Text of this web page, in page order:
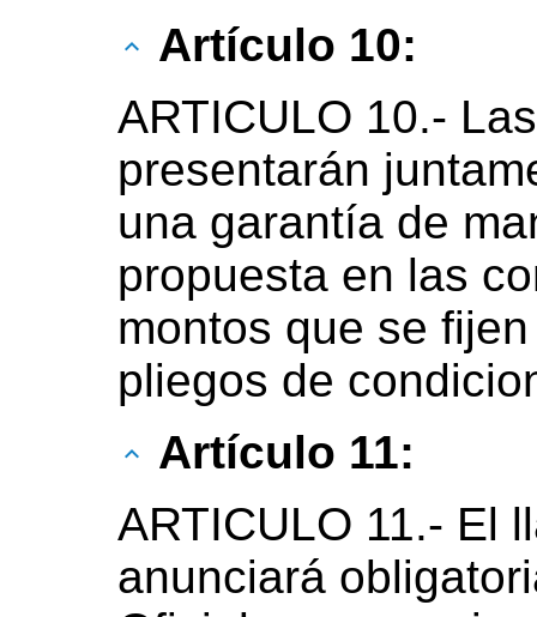
Artículo 10:
ARTICULO 10.-
presentarán
una garantía de
propuesta en las
montos que se
pliegos de
Artículo 11:
ARTICULO 11.- El
anunciará